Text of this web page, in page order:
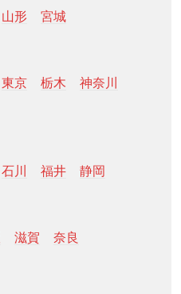
山形 宮城
東京 栃木
神奈川
石川 福井 静岡
滋賀 奈良